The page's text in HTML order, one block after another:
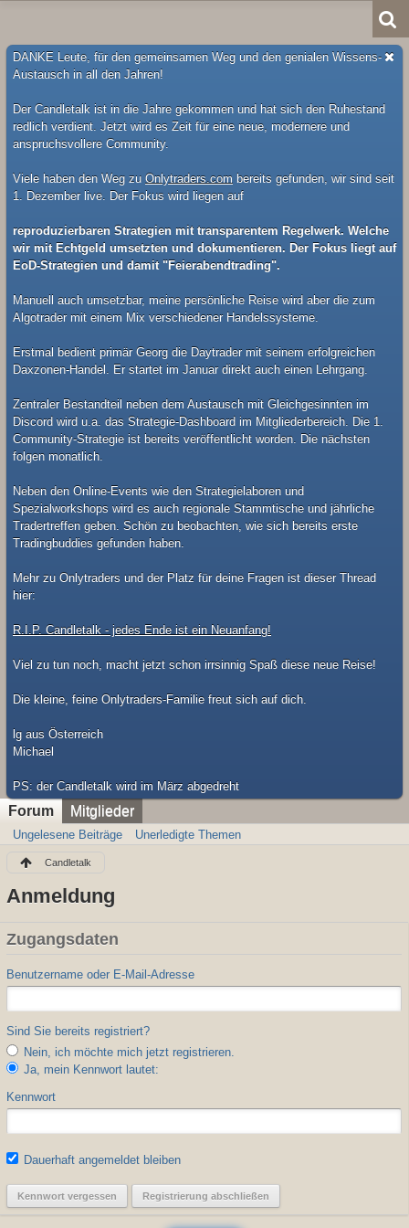
DANKE Leute, für den gemeinsamen Weg und den genialen Wissens-
Austausch in all den Jahren!
Der Candletalk ist in die Jahre gekommen und hat sich den Ruhestand
redlich verdient. Jetzt wird es Zeit für eine neue, modernere und
anspruchsvollere Community.
Viele haben den Weg zu Onlytraders.com bereits gefunden, wir sind seit
1. Dezember live. Der Fokus wird liegen auf
reproduzierbaren Strategien mit transparentem Regelwerk. Welche
wir mit Echtgeld umsetzten und dokumentieren. Der Fokus liegt auf
EoD-Strategien und damit "Feierabendtrading".
Manuell auch umsetzbar, meine persönliche Reise wird aber die zum
Algotrader mit einem Mix verschiedener Handelssysteme.
Erstmal bedient primär Georg die Daytrader mit seinem erfolgreichen
Daxzonen-Handel. Er startet im Januar direkt auch einen Lehrgang.
Zentraler Bestandteil neben dem Austausch mit Gleichgesinnten im
Discord wird u.a. das Strategie-Dashboard im Mitgliederbereich. Die 1.
Community-Strategie ist bereits veröffentlicht worden. Die nächsten
folgen monatlich.
Neben den Online-Events wie den Strategielaboren und
Spezialworkshops wird es auch regionale Stammtische und jährliche
Tradertreffen geben. Schön zu beobachten, wie sich bereits erste
Tradingbuddies gefunden haben.
Mehr zu Onlytraders und der Platz für deine Fragen ist dieser Thread
hier:
R.I.P. Candletalk - jedes Ende ist ein Neuanfang!
Viel zu tun noch, macht jetzt schon irrsinnig Spaß diese neue Reise!
Die kleine, feine Onlytraders-Familie freut sich auf dich.
lg aus Österreich
Michael
​PS: der Candletalk wird im März abgedreht
Forum Mitglieder
Ungelesene Beiträge Unerledigte Themen
Candletalk
Anmeldung
Zugangsdaten
Benutzername oder E-Mail-Adresse
Sind Sie bereits registriert?
Nein, ich möchte mich jetzt registrieren.
Ja, mein Kennwort lautet:
Kennwort
Dauerhaft angemeldet bleiben
Kennwort vergessen Registrierung abschließen